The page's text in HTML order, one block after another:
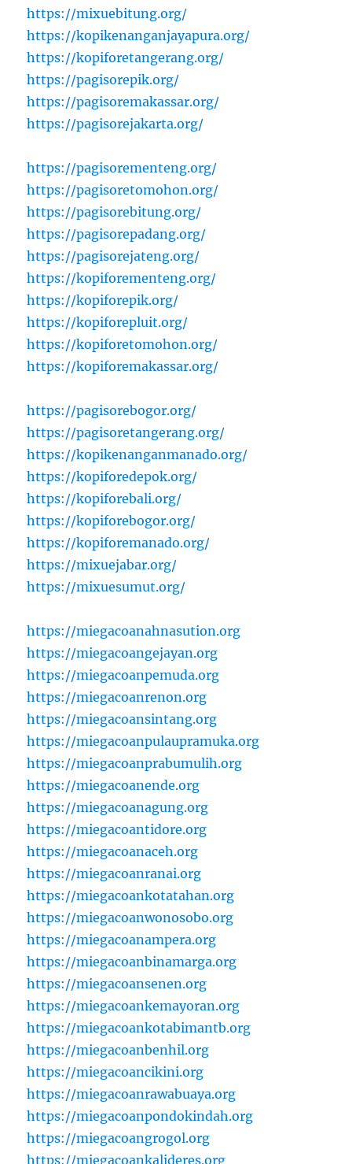
https://mixuebitung.org/
https://kopikenanganjayapura.org/
https://kopiforetangerang.org/
https://pagisorepik.org/
https://pagisoremakassar.org/
https://pagisorejakarta.org/
https://pagisorementeng.org/
https://pagisoretomohon.org/
https://pagisorebitung.org/
https://pagisorepadang.org/
https://pagisorejateng.org/
https://kopiforementeng.org/
https://kopiforepik.org/
https://kopiforepluit.org/
https://kopiforetomohon.org/
https://kopiforemakassar.org/
https://pagisorebogor.org/
https://pagisoretangerang.org/
https://kopikenanganmanado.org/
https://kopiforedepok.org/
https://kopiforebali.org/
https://kopiforebogor.org/
https://kopiforemanado.org/
https://mixuejabar.org/
https://mixuesumut.org/
https://miegacoanahnasution.org
https://miegacoangejayan.org
https://miegacoanpemuda.org
https://miegacoanrenon.org
https://miegacoansintang.org
https://miegacoanpulaupramuka.org
https://miegacoanprabumulih.org
https://miegacoanende.org
https://miegacoanagung.org
https://miegacoantidore.org
https://miegacoanaceh.org
https://miegacoanranai.org
https://miegacoankotatahan.org
https://miegacoanwonosobo.org
https://miegacoanampera.org
https://miegacoanbinamarga.org
https://miegacoansenen.org
https://miegacoankemayoran.org
https://miegacoankotabimantb.org
https://miegacoanbenhil.org
https://miegacoancikini.org
https://miegacoanrawabuaya.org
https://miegacoanpondokindah.org
https://miegacoangrogol.org
https://miegacoankalideres.org